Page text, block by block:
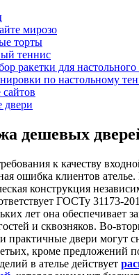
мирозо
торты
теннис
ракетки для настольного
по настольному
двери
дешевых
к качеству
ошибка клиентов
конструкция
ГОСТу 31173-
лет она обеспечивает
и сквозняков. Во-
практичные двери могут
кроме предложений
в ателье действует